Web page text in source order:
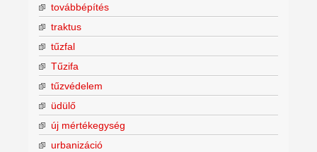
továbbépítés
traktus
tűzfal
Tűzifa
tűzvédelem
üdülő
új mértékegység
urbanizáció